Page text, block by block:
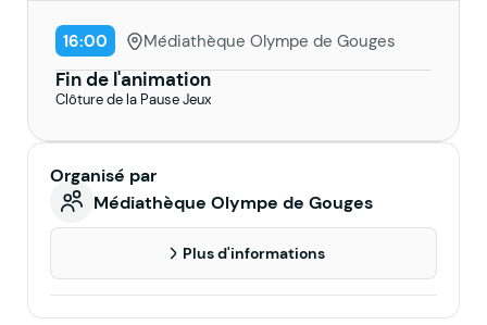
16:00 Médiathèque Olympe de Gouges
Fin de l'animation
Clôture de la Pause Jeux
Organisé par
Médiathèque Olympe de Gouges
Plus d'informations